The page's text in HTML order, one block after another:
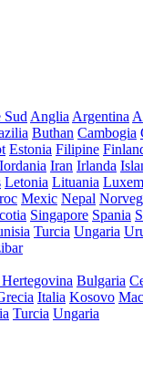
Sud Anglia Argentina
Buthan Cambogia
Estonia Filipine
Iordania Iran Irlanda
Letonia Lituania
Mexic Nepal
Singapore Spania
Turcia Ungaria
Bulgaria
Italia Kosovo
Turcia Ungaria